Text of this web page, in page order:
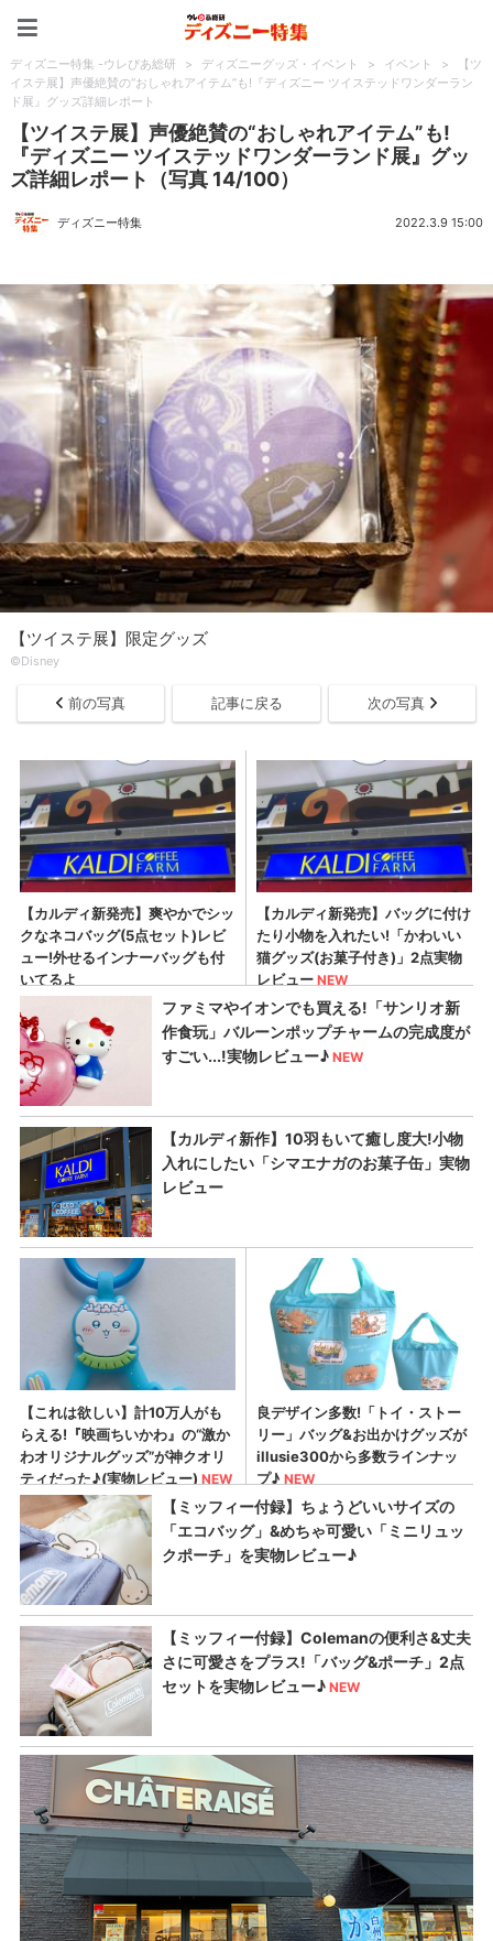
ディズニー特集 -ウレぴあ総研 > ディズニーグッズ・イベント > イベント >
【ツ
イステ展】声優絶賛の“おしゃれアイテム”も!『ディズニー ツイステッドワンダーラン
ド展』グッズ詳細レポート
【ツイステ展】声優絶賛の“おしゃれアイテム”も!
『ディズニー ツイステッドワンダーランド展』グッ
ズ詳細レポート（写真 14/100）
ディズニー特集 2022.3.9 15:00
【ツイステ展】限定グッズ
©︎Disney
前の写真 記事に戻る 次の写真